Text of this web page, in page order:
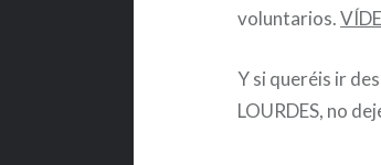
voluntarios.
Y si queréis ir
LOURDES, no